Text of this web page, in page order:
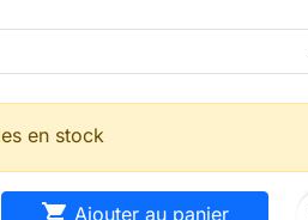
en stock
 Ajouter au panier